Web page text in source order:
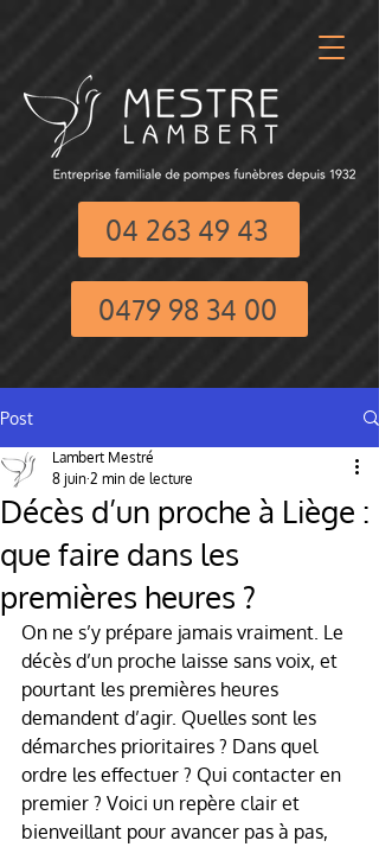
04 263 49 43
0479 98 34 00
Post
Décès d’un proche à Liège :
que faire dans les
premières heures ?
Lambert Mestré
8 juin 2 min de lecture
On ne s’y prépare jamais vraiment. Le
décès d’un proche laisse sans voix, et
pourtant les premières heures
demandent d’agir. Quelles sont les
démarches prioritaires ? Dans quel
ordre les effectuer ? Qui contacter en
premier ? Voici un repère clair et
bienveillant pour avancer pas à pas,